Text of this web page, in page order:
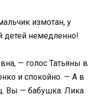
измотан, у
детей немедленно!
— голос Татьяны в
и спокойно. — А в
Вы — бабушка. Лика